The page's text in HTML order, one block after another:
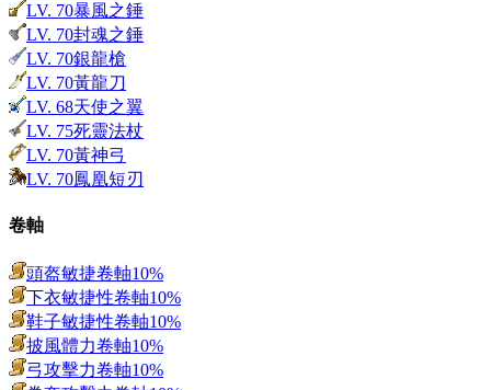
LV. 70暴風之錘
LV. 70封魂之錘
LV. 70銀龍槍
LV. 70黃龍刀
LV. 68天使之翼
LV. 75死靈法杖
LV. 70黃神弓
LV. 70鳳凰短刃
卷軸
頭盔敏捷卷軸10%
下衣敏捷性卷軸10%
鞋子敏捷性卷軸10%
披風體力卷軸10%
弓攻擊力卷軸10%